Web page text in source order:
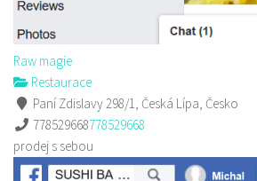
Raw magie
Restaurace
Paní Zdislavy 298/1, Česká Lípa, Česko
778529668778529668
prodej s sebou